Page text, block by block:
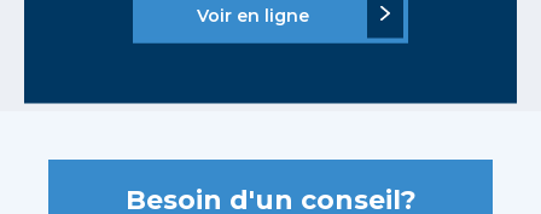
Voir en ligne
Besoin d'un conseil?